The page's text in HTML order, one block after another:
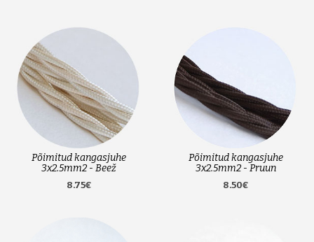
Põimitud kangasjuhe
3x2.5mm2 - Beež
8.75€
Põimitud kangasjuhe
3x2.5mm2 - Pruun
8.50€